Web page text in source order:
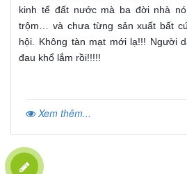
kinh tế đất nước mà ba đời nhà
trộm… và chưa từng sản xuất bất
hội. Không tàn mạt mới lạ!!! Người
đau khổ lắm rồi!!!!!
Xem thêm...